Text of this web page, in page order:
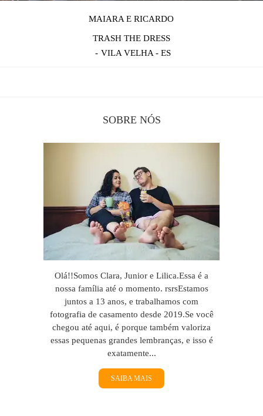
MAIARA E RICARDO
TRASH THE DRESS
VILA VELHA - ES
SOBRE NÓS
Olá!!Somos Clara, Junior e Lilica.Essa é a
nossa família até o momento. rsrsEstamos
juntos a 13 anos, e trabalhamos com
fotografia de casamento desde 2019.Se você
chegou até aqui, é porque também valoriza
essas pequenas grandes lembranças, e isso é
exatamente...
SAIBA MAIS